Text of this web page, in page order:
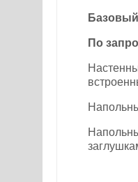
По